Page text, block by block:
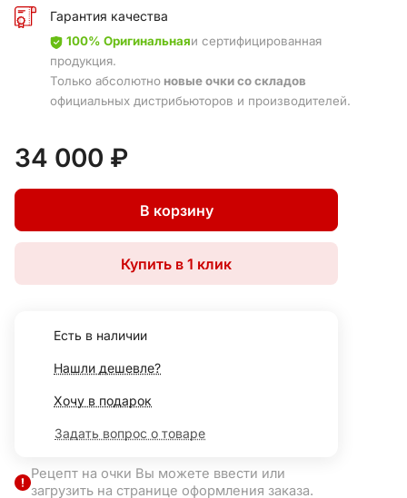
Гарантия качества
100% Оригинальнаяи сертифицированная
продукция.
Только абсолютно новые очки со складов
официальных дистрибьюторов и производителей.
34 000 ₽
В корзину
Купить в 1 клик
Есть в наличии
Нашли дешевле?
Хочу в подарок
Задать вопрос о товаре
Рецепт на очки Вы можете ввести или
загрузить на странице оформления заказа.